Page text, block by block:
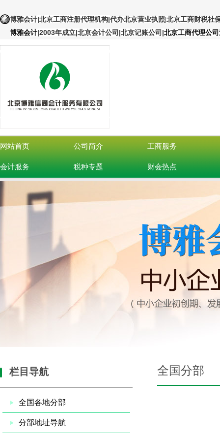
博雅会计|北京工商注册代理机构|代办北京营业执照 |北京工商财税社
博雅会计|2003年成立|北京会计公司|北京记账公司 |北京工商代理公
网站首页 公司简介 工商服务
会计服务 税种专题 财会热点
栏目导航
全国各地分部
分部地址导航
全国分部